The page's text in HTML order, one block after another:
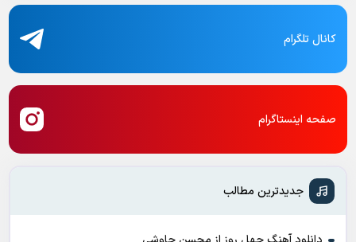
کانال تلگرام
صفحه اینستاگرام
جدیدترین مطالب